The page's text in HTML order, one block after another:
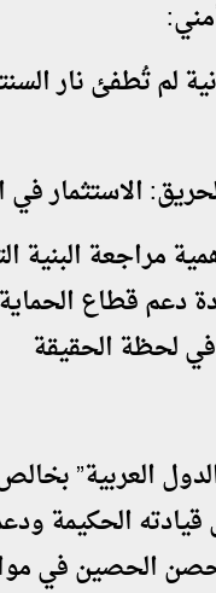
لم تُطفئ نار
الاستثمار في
مراجعة البنية
دعم قطاع
في لحظة الحقيقة
العربية”
قيادته الحكيمة
الحصين في